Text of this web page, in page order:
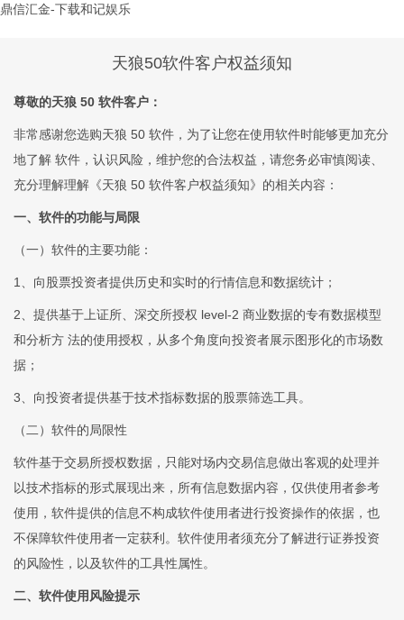
鼎信汇金-下载和记娱乐
天狼50软件客户权益须知
尊敬的天狼 50 软件客户：
非常感谢您选购天狼 50 软件，为了让您在使用软件时能够更加充分
地了解 软件，认识风险，维护您的合法权益，请您务必审慎阅读、
充分理解理解《天狼 50 软件客户权益须知》的相关内容：
一、软件的功能与局限
（一）软件的主要功能：
1、向股票投资者提供历史和实时的行情信息和数据统计；
2、提供基于上证所、深交所授权 level-2 商业数据的专有数据模型
和分析方 法的使用授权，从多个角度向投资者展示图形化的市场数
据；
3、向投资者提供基于技术指标数据的股票筛选工具。
（二）软件的局限性
软件基于交易所授权数据，只能对场内交易信息做出客观的处理并
以技术指标的形式展现出来，所有信息数据内容，仅供使用者参考
使用，软件提供的信息不构成软件使用者进行投资操作的依据，也
不保障软件使用者一定获利。软件使用者须充分了解进行证券投资
的风险性，以及软件的工具性属性。
二、软件使用风险提示